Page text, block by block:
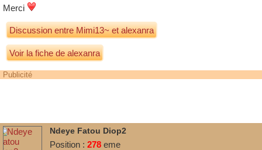
Merci
Discussion entreMimi13~etalexanra
Voir la fiche de alexanra
Publicité
Ndeye Fatou Diop2
Position : 278 eme